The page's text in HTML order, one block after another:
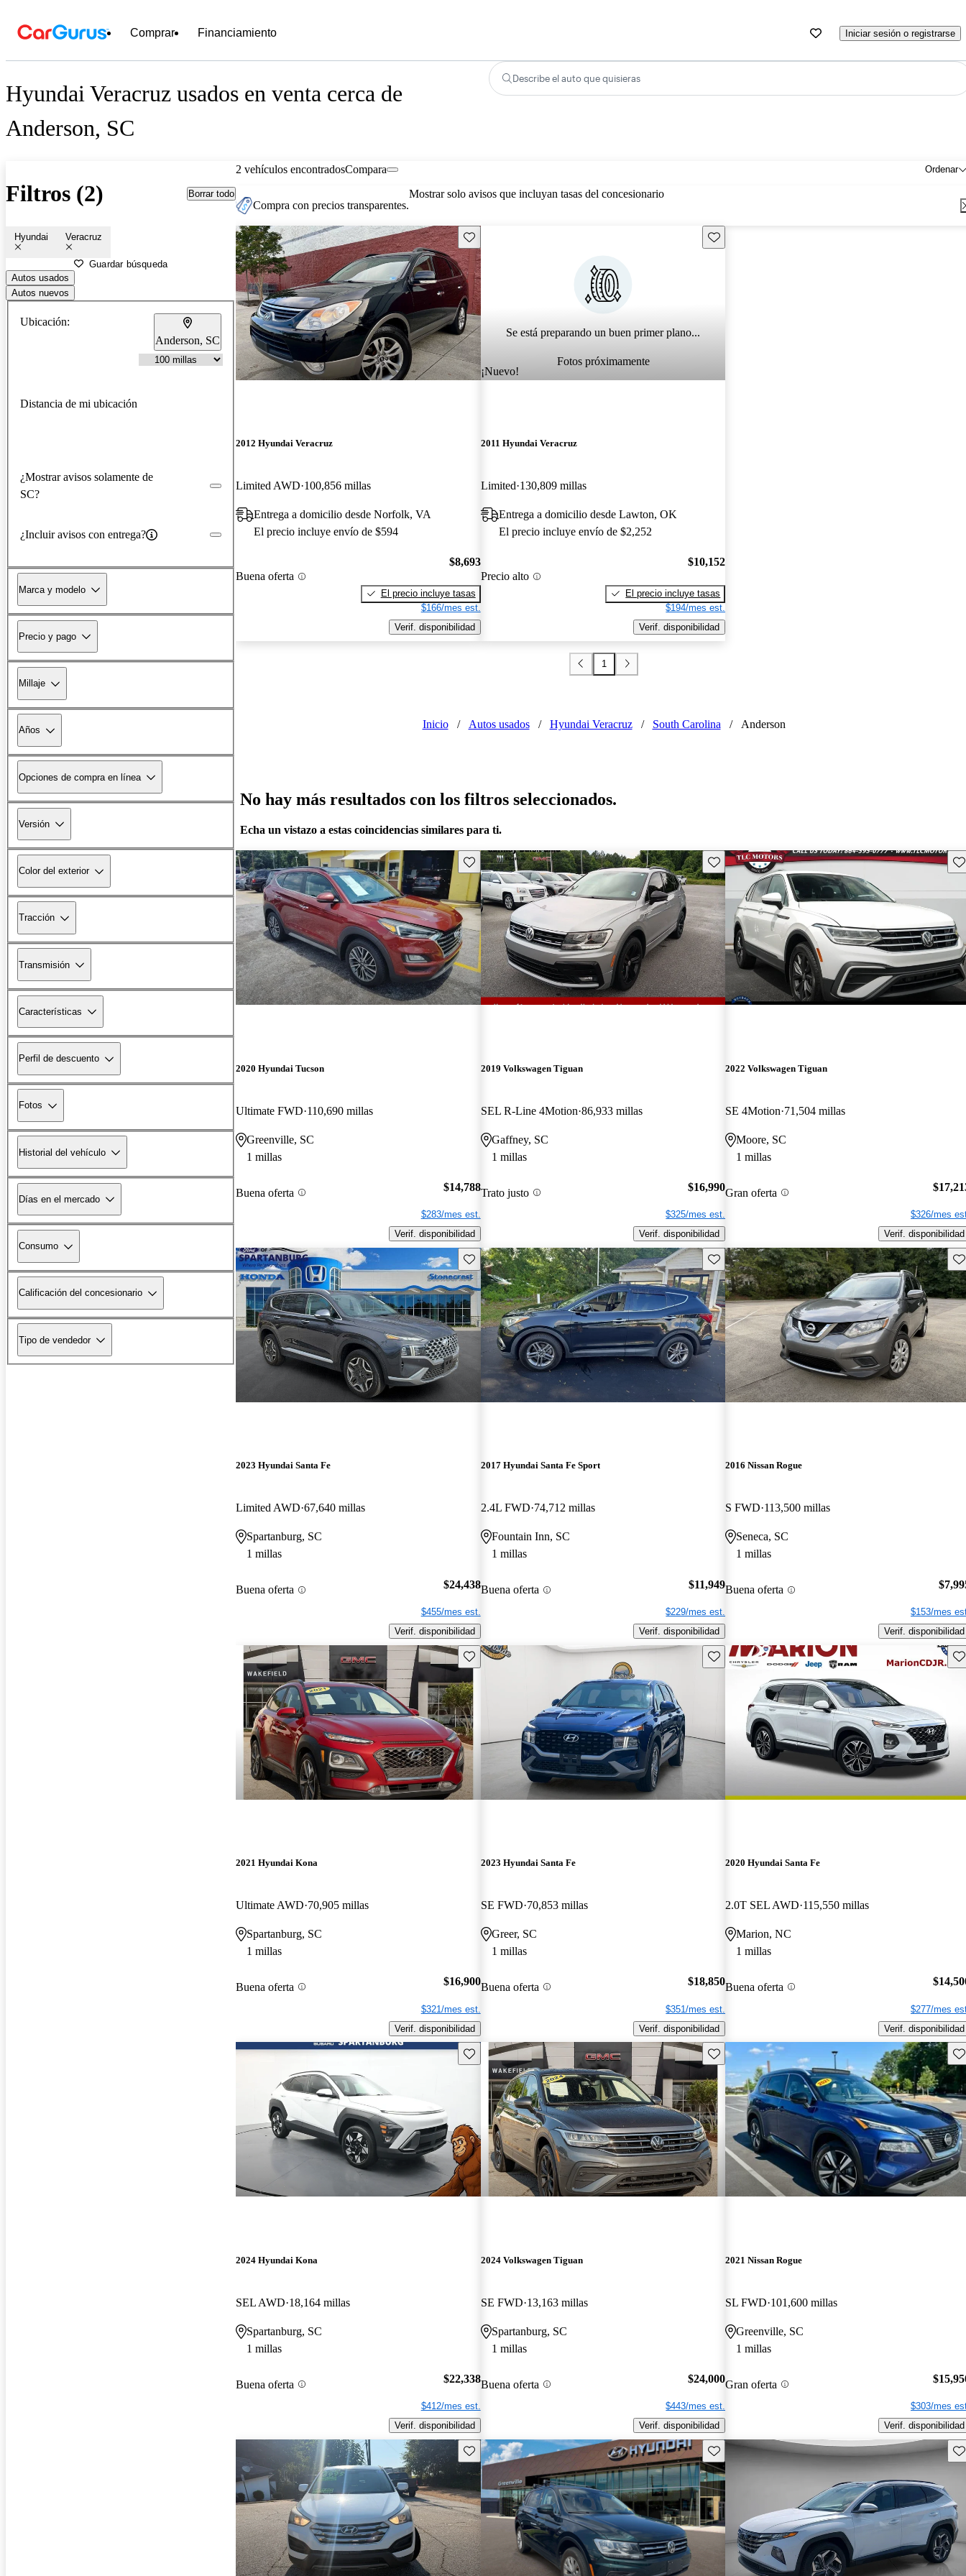
Comprar Financiamiento Iniciar sesión o registrarse
Hyundai Veracruz usados en venta cerca de
Anderson, SC
Describe el auto que quisieras
Filtros (2) Borrar todo
Hyundai Veracruz
Guardar búsqueda
Autos usados
Autos nuevos
Ubicación:
Anderson, SC
Distancia de mi ubicación
¿Mostrar avisos solamente de
SC?
¿Incluir avisos con entrega?
Marca y modelo
Precio y pago
Millaje
Años
Opciones de compra en línea
Versión
Color del exterior
Tracción
Transmisión
Características
Perfil de descuento
Fotos
Historial del vehículo
Días en el mercado
Consumo
Calificación del concesionario
Tipo de vendedor
2 vehículos encontrados Ordenar
Compara
Compra con precios transparentes.
Mostrar solo avisos que incluyan tasas del concesionario
Guarda este Aviso
2012 Hyundai Veracruz
Limited AWD 100,856 millas
Entrega a domicilio desde Norfolk, VA
El precio incluye envío de $594
Buena oferta
$8,693
El precio incluye tasas
$166/mes est.
Verif. disponibilidad
Se está preparando un buen primer plano...
Fotos próximamente
¡Nuevo!
Guarda este Aviso
2011 Hyundai Veracruz
Limited 130,809 millas
Entrega a domicilio desde Lawton, OK
El precio incluye envío de $2,252
Precio alto
$10,152
El precio incluye tasas
$194/mes est.
Verif. disponibilidad
1
Inicio / Autos usados / Hyundai Veracruz / South Carolina / Anderson
No hay más resultados con los filtros seleccionados.
Echa un vistazo a estas coincidencias similares para ti.
Guarda este Aviso
2020 Hyundai Tucson
Ultimate FWD 110,690 millas
Greenville, SC
1 millas
Buena oferta $14,788
$283/mes est.
Verif. disponibilidad
Guarda este Aviso
2019 Volkswagen Tiguan
SEL R-Line 4Motion 86,933 millas
Gaffney, SC
1 millas
Trato justo $16,990
$325/mes est.
Verif. disponibilidad
2022 Volkswagen Tiguan
SE 4Motion 71,504 millas
Moore, SC
1 millas
Gran oferta
$326/mes
Verif. disponibilidad
Guarda este Aviso
2023 Hyundai Santa Fe
Limited AWD 67,640 millas
Spartanburg, SC
1 millas
Buena oferta $24,438
$455/mes est.
Verif. disponibilidad
Guarda este Aviso
2017 Hyundai Santa Fe Sport
2.4L FWD 74,712 millas
Fountain Inn, SC
1 millas
Buena oferta $11,949
$229/mes est.
Verif. disponibilidad
2016 Nissan Rogue
S FWD 113,500 millas
Seneca, SC
1 millas
Buena oferta
$153/mes
Verif. disponibilidad
Guarda este Aviso
2021 Hyundai Kona
Ultimate AWD 70,905 millas
Spartanburg, SC
1 millas
Buena oferta $16,900
$321/mes est.
Verif. disponibilidad
Guarda este Aviso
2023 Hyundai Santa Fe
SE FWD 70,853 millas
Greer, SC
1 millas
Buena oferta $18,850
$351/mes est.
Verif. disponibilidad
2020 Hyundai Santa Fe
2.0T SEL AWD 115,550 millas
Marion, NC
1 millas
Buena oferta
$277/mes
Verif. disponibilidad
Guarda este Aviso
2024 Hyundai Kona
SEL AWD 18,164 millas
Spartanburg, SC
1 millas
Buena oferta $22,338
$412/mes est.
Verif. disponibilidad
Guarda este Aviso
2024 Volkswagen Tiguan
SE FWD 13,163 millas
Spartanburg, SC
1 millas
Buena oferta $24,000
$443/mes est.
Verif. disponibilidad
2021 Nissan Rogue
SL FWD 101,600 millas
Greenville, SC
1 millas
Gran oferta
$303/mes
Verif. disponibilidad
Guarda este Aviso Guarda este Aviso